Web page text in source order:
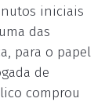
iniciais
das
para o papel
de
comprou